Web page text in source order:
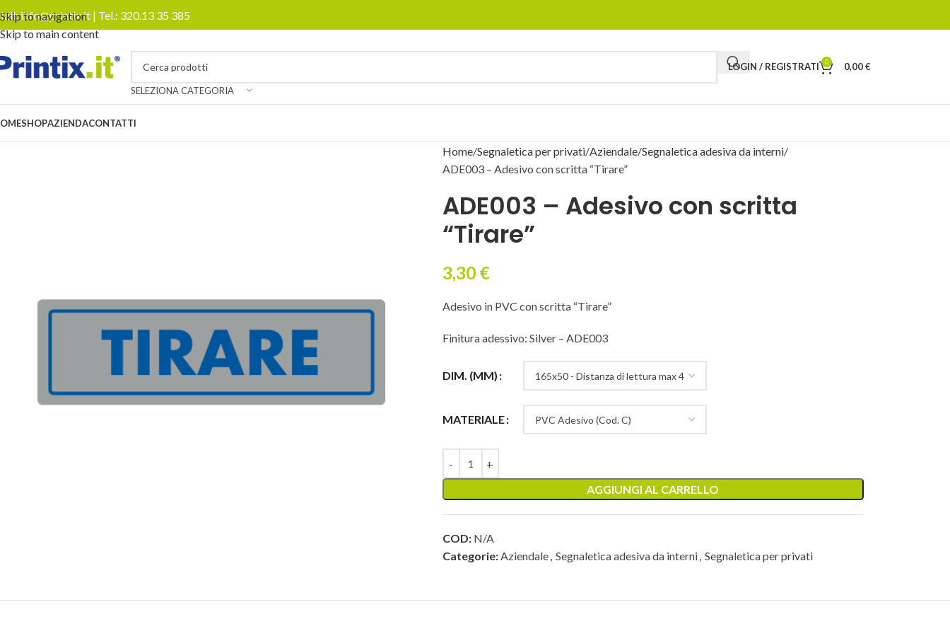
Skip to navigation
Skip to main content
info@printix.it | Tel.: 320.13 35 385
SELEZIONA CATEGORIA
LOGIN / REGISTRATI 0 0,00€
SHOPAZIENDACONTATTI
Home Segnaletica per privati Aziendale Segnaletica adesiva da interni
ADE003 – Adesivo con scritta “Tirare”
ADE003 – Adesivo con scritta
“Tirare”
3,30€
Adesivo in PVC con scritta “Tirare”
Finitura adessivo: Silver – ADE003
DIM. (MM)
MATERIALE
AGGIUNGI AL CARRELLO
COD: N/A
Categorie:Aziendale, Segnaletica adesiva da interni, Segnaletica per privati